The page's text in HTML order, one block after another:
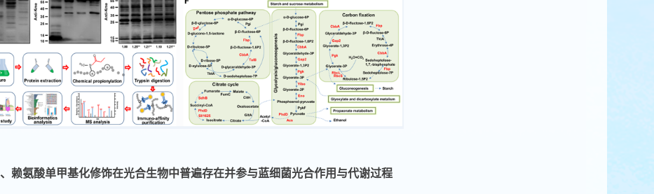
、赖氨酸单甲基化修饰在光合生物中普遍存在并参与蓝细菌光合作用与代谢过程